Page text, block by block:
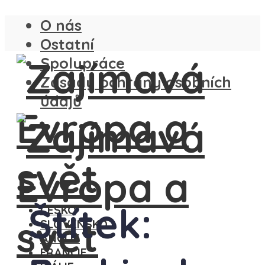
O nás
Ostatní
Spolupráce
Zásady ochrany osobních
údajů
ČESKO
SLOVENSKO
ANGLIE
FRANCIE
Štítek: